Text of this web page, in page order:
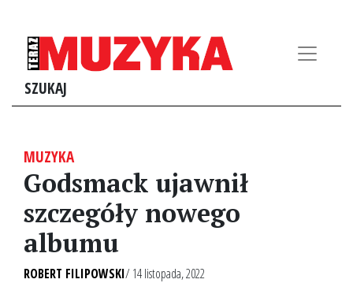
SZUKAJ
MUZYKA
Godsmack ujawnił
szczegóły nowego
albumu
ROBERT FILIPOWSKI/ 14 listopada, 2022